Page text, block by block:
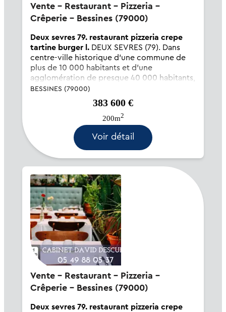
Vente - Restaurant - Pizzeria -
Crêperie - Bessines (79000)
Deux sevres 79. restaurant pizzeria crepe
tartine burger l.DEUX SEVRES (79). Dans
centre-ville historique d'une commune de
plus de 10 000 habitants et d'une
agglomération de presque 40 000 habitants,
à 1 heure de plusieurs sites touristiques
(Marais Poitevin, Puy Du Fou, Futuroscope).
Bel établissement avec...
BESSINES (79000)
383 600 €
200m2
Voir détail
Vente - Restaurant - Pizzeria -
Crêperie - Bessines (79000)
Deux sevres 79. restaurant pizzeria crepe